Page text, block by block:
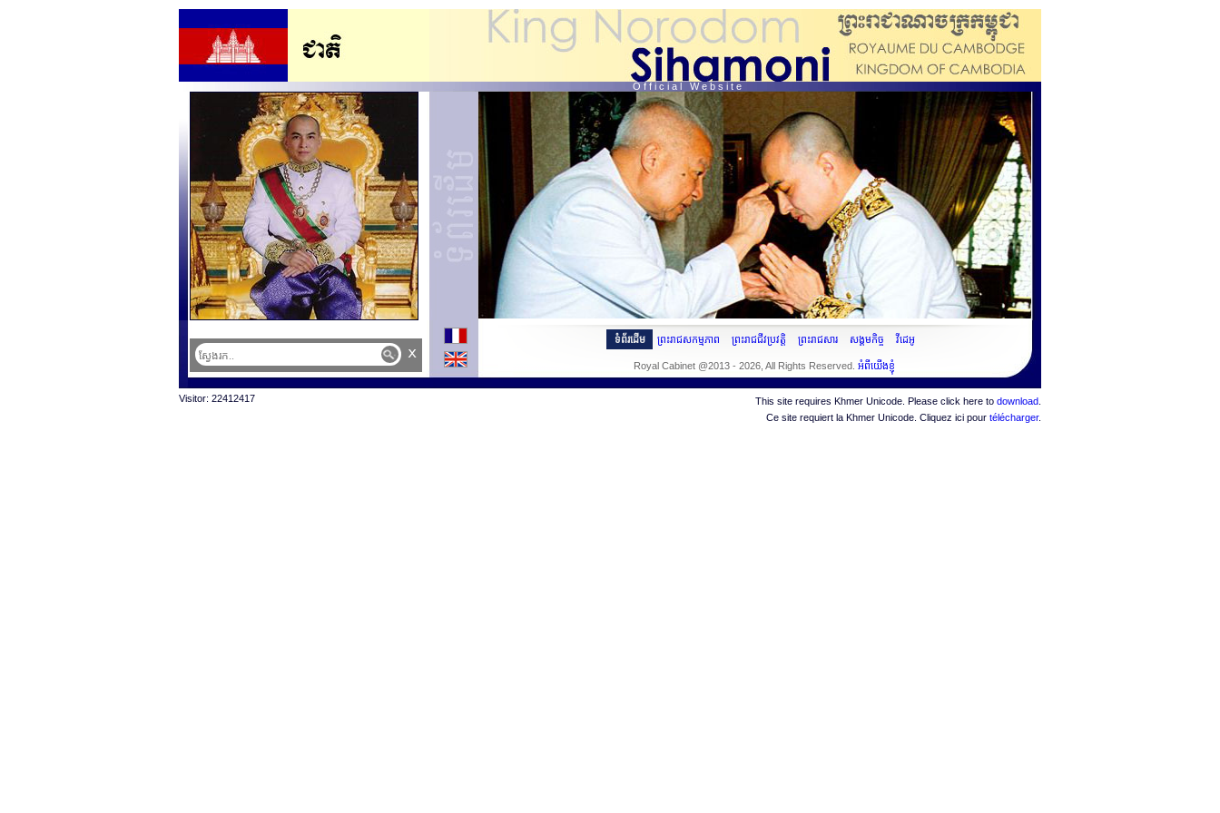
O f f i c i a l W e b s i t e
x
ទំព័រដើម ព្រះរាជសកម្មភាព ព្រះរាជជីវប្រវត្តិ ព្រះរាជសារ សង្គមកិច្ច វីដេអូ
Royal Cabinet @2013 - 2026, All Rights Reserved. អំពីយើងខ្ញុំ
Visitor: 22412417 This site requires Khmer Unicode. Please click here to download
Ce site requiert la Khmer Unicode. Cliquez ici pour télécharger.